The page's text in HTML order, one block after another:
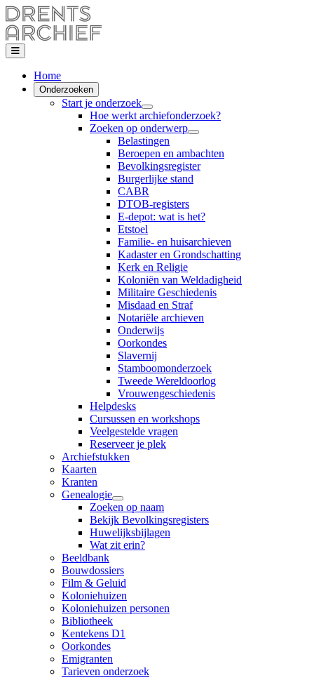
Home
Onderzoeken
Start je onderzoek
Hoe werkt archiefonderzoek?
Zoeken op onderwerp
Belastingen
Beroepen en ambachten
Bevolkingsregister
Burgerlijke stand
CABR
DTOB-registers
E-depot: wat is het?
Etstoel
Familie- en huisarchieven
Kadaster en Grondschatting
Kerk en Religie
Koloniën van Weldadigheid
Militaire Geschiedenis
Misdaad en Straf
Notariële archieven
Onderwijs
Oorkondes
Slavernij
Stamboomonderzoek
Tweede Wereldoorlog
Vrouwengeschiedenis
Helpdesks
Cursussen en workshops
Veelgestelde vragen
Reserveer je plek
Archiefstukken
Kaarten
Kranten
Genealogie
Zoeken op naam
Bekijk Bevolkingsregisters
Huwelijksbijlagen
Wat zit erin?
Beeldbank
Bouwdossiers
Film & Geluid
Koloniehuizen
Koloniehuizen personen
Bibliotheek
Kentekens D1
Oorkondes
Emigranten
Tarieven onderzoek